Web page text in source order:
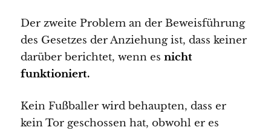
Der zweite Problem an der Beweisführung
des Gesetzes der Anziehung ist, dass keiner
darüber berichtet, wenn es nicht
funktioniert.
Kein Fußballer wird behaupten, dass er
kein Tor geschossen hat, obwohl er es